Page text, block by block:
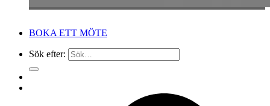
BOKA ETT MÖTE
Sök efter: